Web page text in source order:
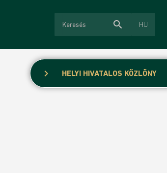
search HU
chevron_right HELYI HIVATALOS KÖZLÖNY